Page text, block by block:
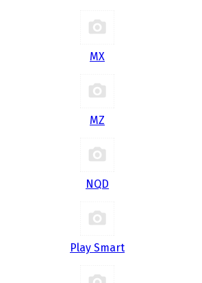
MX
MZ
NQD
Play Smart